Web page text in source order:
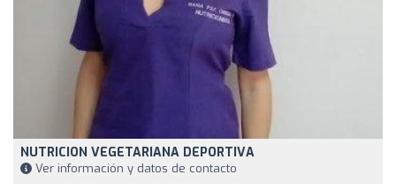
NUTRICION VEGETARIANA DEPORTIVA
Ver información y datos de contacto